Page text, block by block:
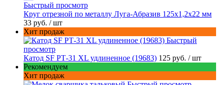
Быстрый просмотр
Круг отрезной по металлу Луга-Абразив 125x1,2x22 мм
33 руб. / шт
Хит продаж
Быстрый
просмотр
Катод SF РТ-31 XL удлиненное (19683) 125 руб. / шт
Рекомендуем
Хит продаж